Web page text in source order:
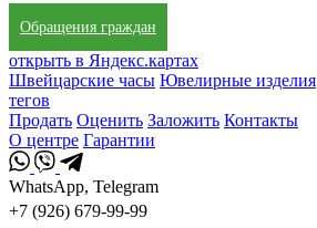
Обращения граждан
открыть в Яндекс.картах
Швейцарские часы Ювелирные изделия
тегов
Продать Оценить Заложить Контакты
О центре Гарантии
WhatsApp, Telegram
+7 (926) 679-99-99